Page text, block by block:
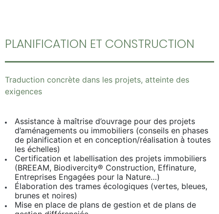
PLANIFICATION ET CONSTRUCTION
Traduction concrète dans les projets, atteinte des
exigences
Assistance à maîtrise d’ouvrage pour des projets
d’aménagements ou immobiliers (conseils en phases
de planification et en conception/réalisation à toutes
les échelles)
Certification et labellisation des projets immobiliers
(BREEAM, Biodivercity® Construction, Effinature,
Entreprises Engagées pour la Nature…)
Élaboration des trames écologiques (vertes, bleues,
brunes et noires)
Mise en place de plans de gestion et de plans de